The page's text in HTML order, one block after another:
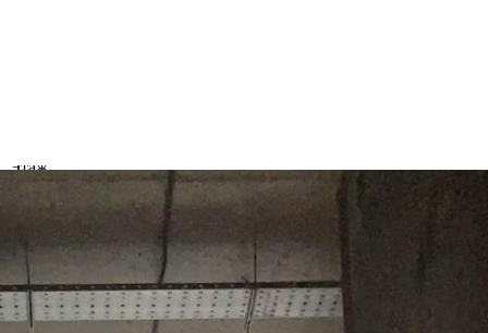
Этаж
Предлагается
Желаемый / подходящий вид деятельности
Не указано
Назначение
Не указано
Размер площади (м2)